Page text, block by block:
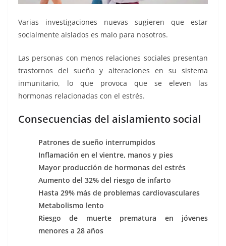
Varias investigaciones nuevas sugieren que estar
socialmente aislados es malo para nosotros.
Las personas con menos relaciones sociales presentan
trastornos del sueño y alteraciones en su sistema
inmunitario, lo que provoca que se eleven las
hormonas relacionadas con el estrés.
Consecuencias del aislamiento social
Patrones de sueño interrumpidos
Inflamación en el vientre, manos y pies
Mayor producción de hormonas del estrés
Aumento del 32% del riesgo de infarto
Hasta 29% más de problemas cardiovasculares
Metabolismo lento
Riesgo de muerte prematura en jóvenes
menores a 28 años